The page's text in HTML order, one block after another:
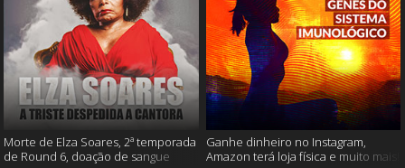
Morte de Elza Soares, 2ª temporada
de Round 6, doação de sangue
Ganhe dinheiro no Instagram,
Amazon terá loja física e muito mais!